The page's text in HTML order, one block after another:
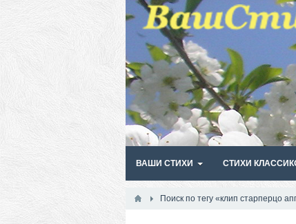
ВАШИ СТИХИ СТИХИ
Поиск по тегу «клип старперцо